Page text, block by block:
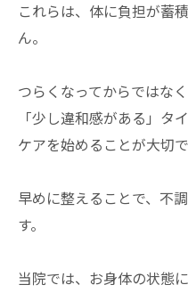
これらは、体に負担が蓄
ん。
つらくなってからではなく
「少し違和感がある」タ
ケアを始めることが大切
早めに整えることで、不
す。
当院では、お身体の状態